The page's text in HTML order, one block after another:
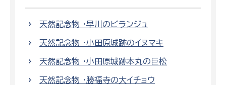
天然記念物 ・早川のビランジュ
天然記念物 ・小田原城跡のイヌマキ
天然記念物 ・小田原城跡本丸の巨松
天然記念物 ・勝福寺の大イチョウ